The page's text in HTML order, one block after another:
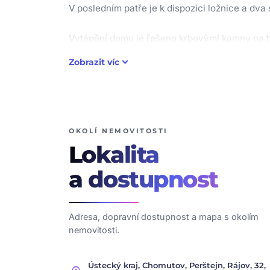
V posledním patře je k dispozici ložnice a
Vytápění domu je řešeno krbovými kamny
rekreaci nebo jako ideální řešení pro
Doporučujeme prohlídku tohoto
Zobrazit víc keyboard_arrow_down
OKOLÍ NEMOVITOSTI
Lokalita
a dostupnost
Adresa, dopravní dostupnost a mapa s okolím
nemovitosti.
Ústecký kraj, Chomutov, Perštejn, Rájov, 32,